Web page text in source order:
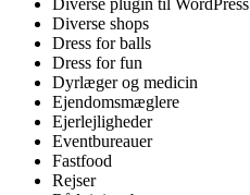
Diverse plugin til WordPress
Diverse shops
Dress for balls
Dress for fun
Dyrlæger og medicin
Ejendomsmæglere
Ejerlejligheder
Eventbureauer
Fastfood
Rejser